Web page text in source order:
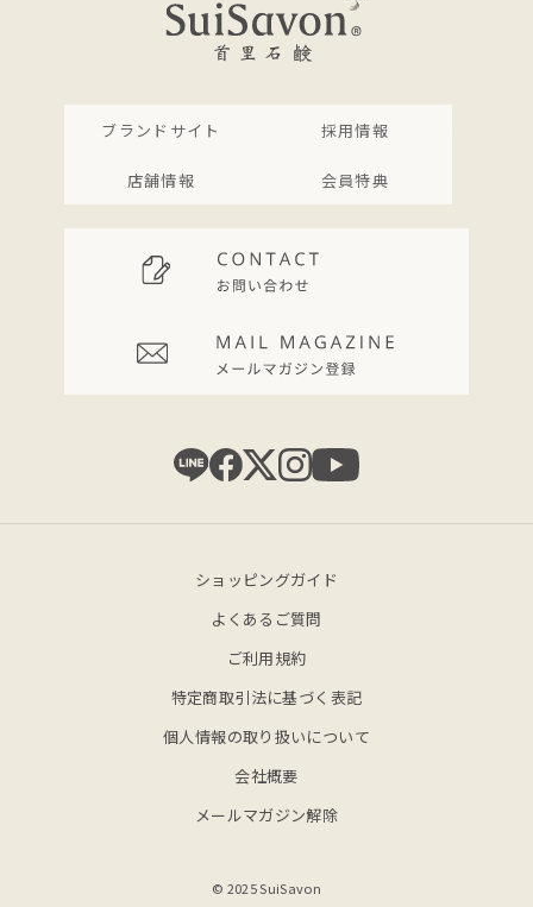
ブランドサイト 採用情報
店舗情報 会員特典
ショッピングガイド
よくあるご質問
ご利用規約
特定商取引法に基づく表記
個人情報の取り扱いについて
会社概要
メールマガジン解除
© 2025 SuiSavon